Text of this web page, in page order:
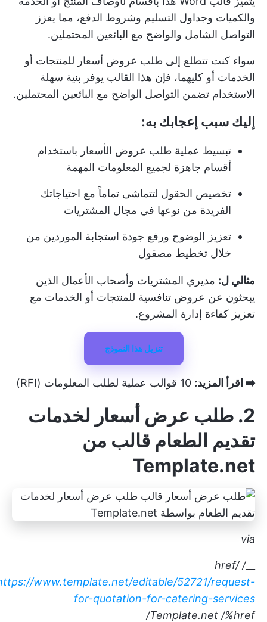
والكميات وجداول التسليم وشروط الدفع، مما يعزز
التواصل الشامل والواضح مع البائعين المحتملين.
سواء كنت تتطلع إلى طلب عروض أسعار للمنتجات أو
الخدمات أو كليهما، فإن هذا القالب يوفر بنية سهلة
الاستخدام تضمن التواصل الواضح مع البائعين المحتملين.
إليك سبب إعجابك به:
تبسيط عملية طلب عروض الأسعار باستخدام
أقسام جاهزة لجميع المعلومات المهمة
تخصيص الحقول لتتماشى تماماً مع احتياجاتك
الفريدة من نوعها في مجال المشتريات
تعزيز الوضوح ورفع جودة استجابة الموردين من
خلال تخطيط مصقول
مثالي ل: مديري المشتريات وأصحاب الأعمال الذين
يبحثون عن عروض تنافسية للمنتجات أو الخدمات مع
تعزيز كفاءة إدارة المشروع.
تنزيل هذا النموذج
➡️ اقرأ المزيد: 10 قوالب عملية لطلب المعلومات (RFI)
2. طلب عرض أسعار لخدمات
تقديم الطعام قالب من
Template.net
via
__
/ href/
www.template.net/editable/52721/request-
for-quotation-for-catering-services
Template.net /%href/